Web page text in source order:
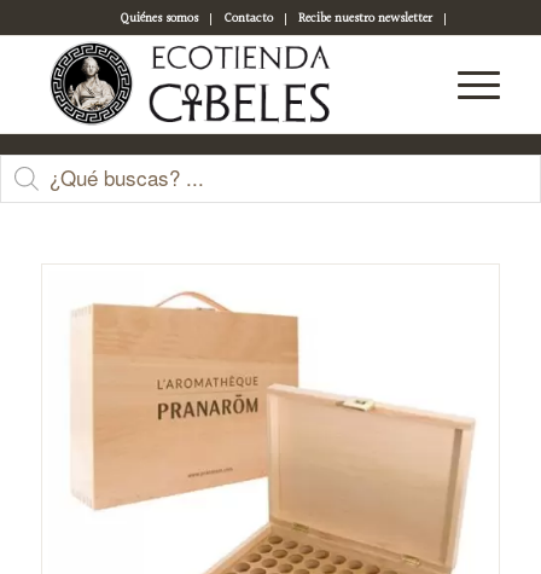
Quiénes somos Contacto
Recibe nuestro newsletter
Acceso a tu cuenta
Tienda